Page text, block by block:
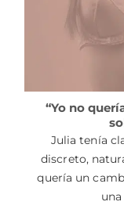
“Yo no
Julia tenía
discreto,
quería un